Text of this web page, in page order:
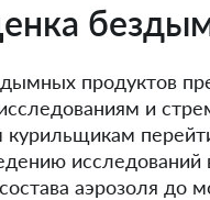
продуктов
и
исследований
аэрозоля до